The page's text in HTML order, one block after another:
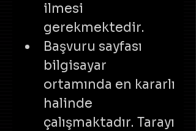
ilmesi
gerekmektedir.
Başvuru sayfası
bilgisayar
ortamında en kararlı
halinde
çalışmaktadır. Tarayı